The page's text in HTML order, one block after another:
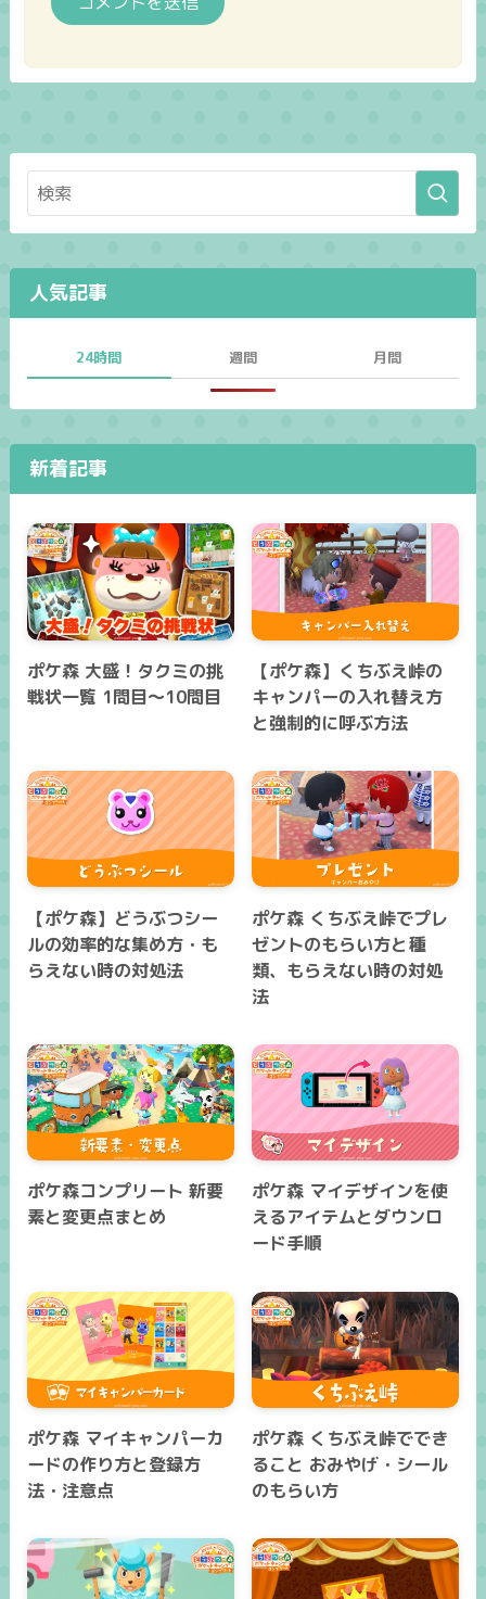
人気記事
24時間 週間 月間
新着記事
ポケ森 大盛！タクミの挑
戦状一覧 1問目～10問目
【ポケ森】くちぶえ峠の
キャンパーの入れ替え方
と強制的に呼ぶ方法
【ポケ森】どうぶつシー
ルの効率的な集め方・も
らえない時の対処法
ポケ森 くちぶえ峠でプレ
ゼントのもらい方と種
類、もらえない時の対処
法
ポケ森コンプリート 新要
素と変更点まとめ
ポケ森 マイデザインを使
えるアイテムとダウンロ
ード手順
ポケ森 マイキャンパーカ
ードの作り方と登録方
法・注意点
ポケ森 くちぶえ峠ででき
ること おみやげ・シール
のもらい方